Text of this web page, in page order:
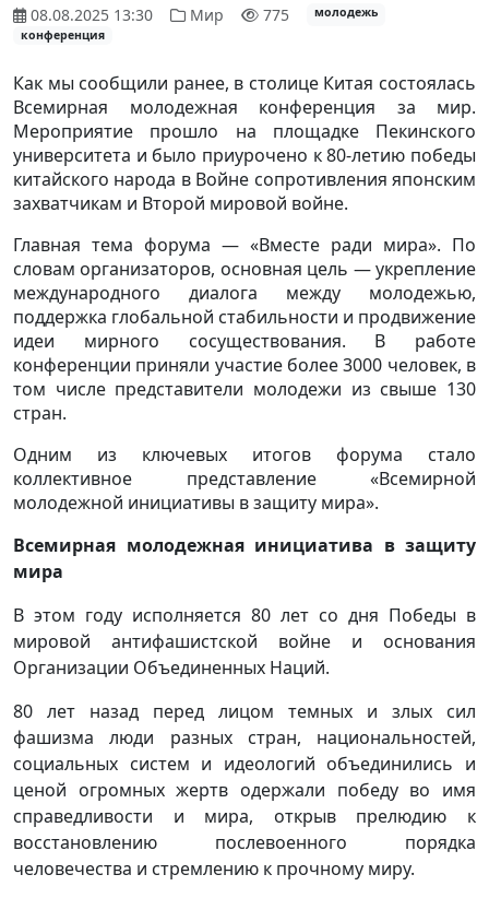
08.08.2025 13:30 Мир 775
молодежь
конференция
Как мы сообщили ранее, в столице Китая состоялась
Всемирная молодежная конференция за мир.
Мероприятие прошло на площадке Пекинского
университета и было приурочено к 80-летию победы
китайского народа в Войне сопротивления японским
захватчикам и Второй мировой войне.
Главная тема форума — «Вместе ради мира». По
словам организаторов, основная цель — укрепление
международного диалога между молодежью,
поддержка глобальной стабильности и продвижение
идеи мирного сосуществования. В работе
конференции приняли участие более 3000 человек, в
том числе представители молодежи из свыше 130
стран.
Одним из ключевых итогов форума стало
коллективное представление «Всемирной
молодежной инициативы в защиту мира».
Всемирная молодежная инициатива в защиту
мира
В этом году исполняется 80 лет со дня Победы в
мировой антифашистской войне и основания
Организации Объединенных Наций.
80 лет назад перед лицом темных и злых сил
фашизма люди разных стран, национальностей,
социальных систем и идеологий объединились и
ценой огромных жертв одержали победу во имя
справедливости и мира, открыв прелюдию к
восстановлению послевоенного порядка
человечества и стремлению к прочному миру.